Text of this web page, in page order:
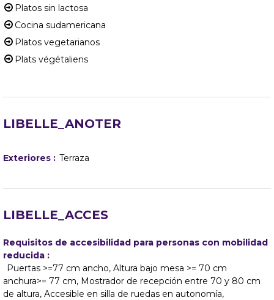
Platos sin lactosa
Cocina sudamericana
Platos vegetarianos
Plats végétaliens
LIBELLE_ANOTER
Exteriores : Terraza
LIBELLE_ACCES
Requisitos de accesibilidad para personas con mobilidad
reducida :
Puertas >=77 cm ancho Altura bajo mesa >= 70 cm
anchura>= 77 cm Mostrador de recepción entre 70 y 80 cm
de altura Accesible en silla de ruedas en autonomía